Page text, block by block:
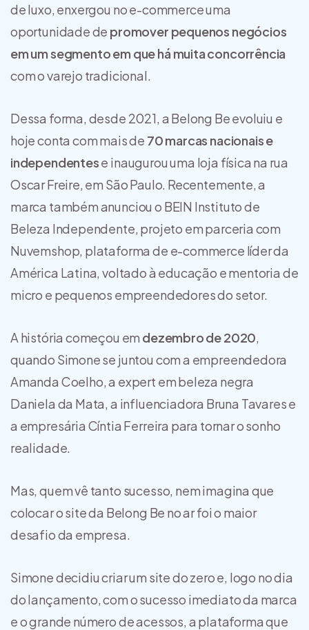
de luxo, enxergou no e-commerce uma
oportunidade de promover pequenos negócios
em um segmento em que há muita concorrência
com o varejo tradicional.
Dessa forma, desde 2021, a Belong Be evoluiu e
hoje conta com mais de 70 marcas nacionais e
independentese inaugurou uma loja física na rua
Oscar Freire, em São Paulo. Recentemente, a
marca também anunciou o BEIN Instituto de
Beleza Independente, projeto em parceria com
Nuvemshop, plataforma de e-commerce líder da
América Latina, voltado à educação e mentoria de
micro e pequenos empreendedores do setor.
A história começou em dezembro de 2020,
quando Simone se juntou com a empreendedora
Amanda Coelho, a expert em beleza negra
Daniela da Mata, a influenciadora Bruna Tavares e
a empresária Cíntia Ferreira para tornar o sonho
realidade.
Mas, quem vê tanto sucesso, nem imagina que
colocar o site da Belong Be no ar foi o maior
desafio da empresa.
Simone decidiu criar um site do zero e, logo no dia
do lançamento, com o sucesso imediato da marca
e o grande número de acessos, a plataforma que